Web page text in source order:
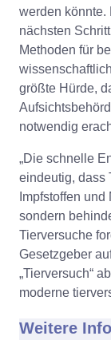
werden könnte.
nächsten
Methoden für
größte Hürde,
notwendig
„Die schnelle
eindeutig, dass
Impfstoffen
sondern
Tierversuche
Gesetzgeber
„Tierversuch“
moderne
Weitere